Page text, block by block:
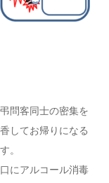
問客同士の密集を
してお帰りになる
。
にアルコール消毒